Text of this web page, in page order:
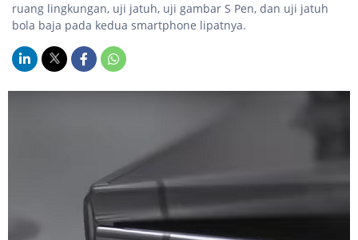
ruang lingkungan, uji jatuh, uji gambar S Pen, dan uji jatuh
bola baja pada kedua smartphone lipatnya.